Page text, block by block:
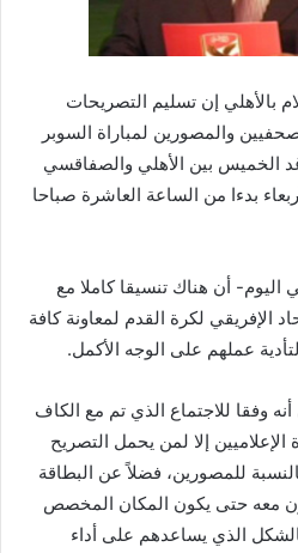
بالأهلي إن تسليم التصريحات
والمصورين لمباراة السوبر
غد الخميس بين الأهلي والصفاقسي
بدءا من الساعة العاشرة صباحا
أن هناك تنسيقا كاملا مع
الإفريقي لكرة القدم لمعاونة كافة
عملهم على الوجه الأكمل.
أنه وفقا للاجتماع الذي تم مع الكاف
إلا لمن يحمل التصريح
للمصورين، فضلاً عن البطاقة
معه حتى يكون المكان المخصص
الذي يساعدهم على أداء